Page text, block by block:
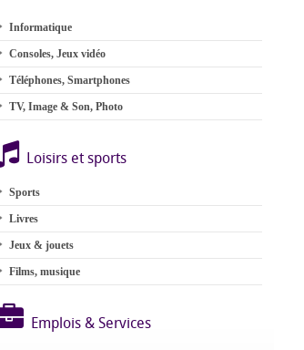
Informatique
Consoles, Jeux vidéo
Téléphones, Smartphones
TV, Image & Son, Photo
Loisirs et sports
Sports
Livres
Jeux & jouets
Films, musique
Emplois & Services